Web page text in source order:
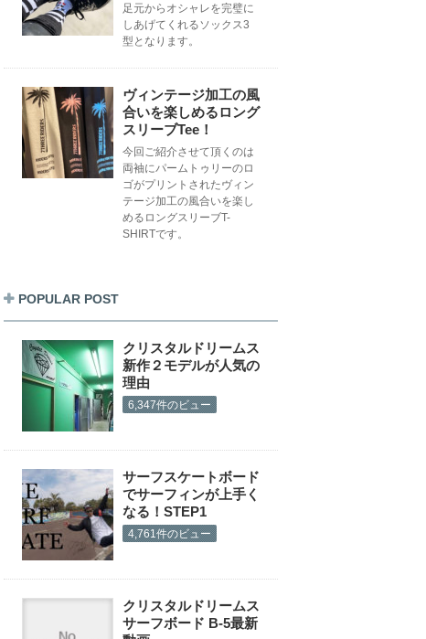
足元からオシャレを完璧に
しあげてくれるソックス3
型となります。
ヴィンテージ加工の風
合いを楽しめるロング
スリーブTee！
今回ご紹介させて頂くのは
両袖にパームトゥリーのロ
ゴがプリントされたヴィン
テージ加工の風合いを楽し
めるロングスリーブT-
SHIRTです。
POPULAR POST
クリスタルドリームス
新作２モデルが人気の
理由
6,347件のビュー
サーフスケートボード
でサーフィンが上手く
なる！STEP1
4,761件のビュー
クリスタルドリームス
サーフボード B-5最新